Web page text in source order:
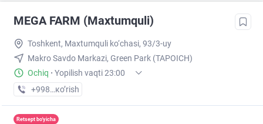
MEGA FARM (Maxtumquli)
Toshkent, Maxtumquli ko‘chasi, 93/3-uy
Makro Savdo Markazi, Green Park (TAPOICH)
Ochiq · Yopilish vaqti 23:00
+998 (55) XXX-XX-XX
кo’rish
Retsept bo'yicha